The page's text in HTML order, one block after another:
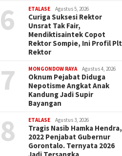
6 ETALASE Agustus 5, 2026
Curiga Suksesi Rektor
Unsrat Tak Fair,
Mendiktisaintek Copot
Rektor Sompie, Ini Profil Plt
Rektor
7 MONGONDOW RAYA Agustus 4, 2026
Oknum Pejabat Diduga
Nepotisme Angkat Anak
Kandung Jadi Supir
Bayangan
8 ETALASE Agustus 3, 2026
Tragis Nasib Hamka Hendra,
2022 Penjabat Gubernur
Gorontalo. Ternyata 2026